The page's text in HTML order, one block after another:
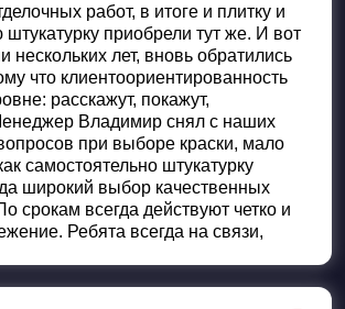
работ, в итоге и плитку и
штукатурку приобрели тут же. И вот
нескольких лет, вновь обратились
что клиентоориентированность
расскажут, покажут,
Владимир снял с наших
при выборе краски, мало
самостоятельно штукатурку
широкий выбор качественных
срокам всегда действуют четко и
Ребята всегда на связи,